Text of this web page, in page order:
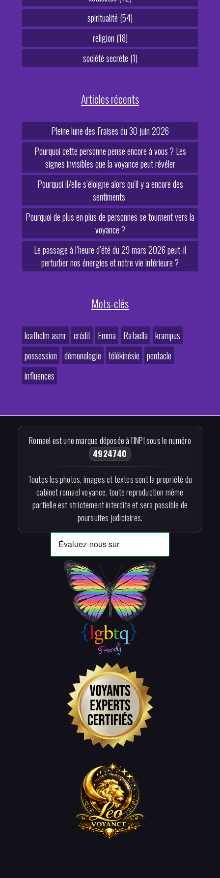
spiritualité (54)
religion (18)
société secrète (1)
Articles récents
Pleine lune des Fraises du 30 juin 2026
Pourquoi cette personne pense encore à vous ? Les
signes invisibles que la voyance peut révéler
Pourquoi il/elle s’éloigne alors qu’il y a encore des
sentiments
Pourquoi de plus en plus de personnes se tournent vers la
voyance ?
Le passage à l’heure d’été du 29 mars 2026 peut-il
perturber nos énergies et notre vie intérieure ?
Mots-clés
leafhelm asmr crédit Emma Rafaella
krampus
possession
démonologie télékinésie
pentacle
influences
Romael est une marque déposée à l'INPI sous le numéro
4924740
Toutes les photos, images et textes sont la propriété du
cabinet romael voyance, toute reproduction même
partielle est strictement interdite et sera passible de
poursuites judiciaires.